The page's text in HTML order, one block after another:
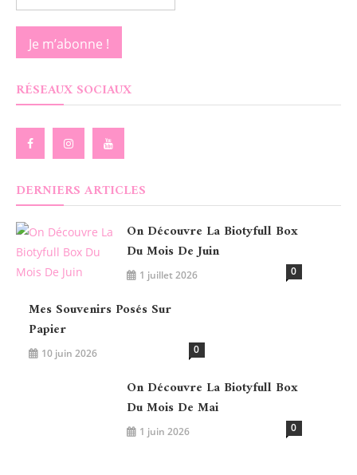
RÉSEAUX SOCIAUX
DERNIERS ARTICLES
On Découvre La Biotyfull Box
Du Mois De Juin
1 juillet 2026 0
Mes Souvenirs Posés Sur
Papier
10 juin 2026 0
On Découvre La Biotyfull Box
Du Mois De Mai
1 juin 2026 0